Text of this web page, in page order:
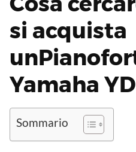
si acquista
Yamaha
Sommario